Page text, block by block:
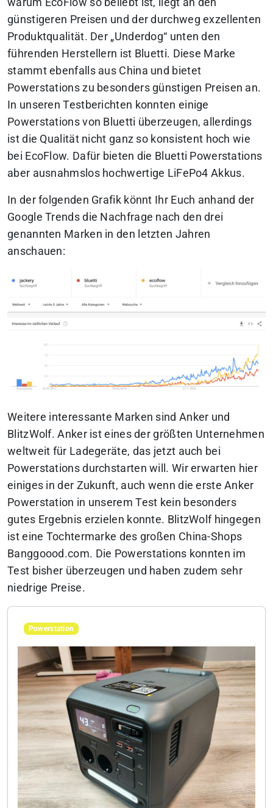
günstigeren Preisen und der durchweg exzellenten
Produktqualität. Der „Underdog“ unten den
führenden Herstellern ist Bluetti. Diese Marke
stammt ebenfalls aus China und bietet
Powerstations zu besonders günstigen Preisen an.
In unseren Testberichten konnten einige
Powerstations von Bluetti überzeugen, allerdings
ist die Qualität nicht ganz so konsistent hoch wie
bei EcoFlow. Dafür bieten die Bluetti Powerstations
aber ausnahmslos hochwertige LiFePo4 Akkus.
In der folgenden Grafik könnt Ihr Euch anhand der
Google Trends die Nachfrage nach den drei
genannten Marken in den letzten Jahren
anschauen:
Weitere interessante Marken sind Anker und
BlitzWolf. Anker ist eines der größten Unternehmen
weltweit für Ladegeräte, das jetzt auch bei
Powerstations durchstarten will. Wir erwarten hier
einiges in der Zukunft, auch wenn die erste Anker
Powerstation in unserem Test kein besonders
gutes Ergebnis erzielen konnte. BlitzWolf hingegen
ist eine Tochtermarke des großen China-Shops
Banggoood.com. Die Powerstations konnten im
Test bisher überzeugen und haben zudem sehr
niedrige Preise.
Powerstation